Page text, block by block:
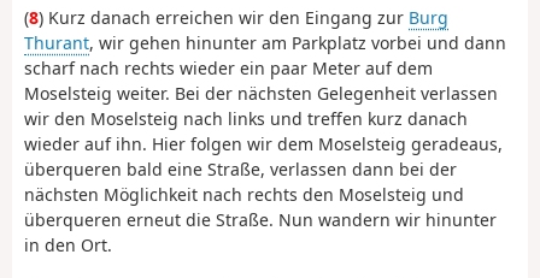
(8) Kurz danach erreichen wir den Eingang zur Burg
Thurant, wir gehen hinunter am Parkplatz vorbei und dann
scharf nach rechts wieder ein paar Meter auf dem
Moselsteig weiter. Bei der nächsten Gelegenheit verlassen
wir den Moselsteig nach links und treffen kurz danach
wieder auf ihn. Hier folgen wir dem Moselsteig geradeaus,
überqueren bald eine Straße, verlassen dann bei der
nächsten Möglichkeit nach rechts den Moselsteig und
überqueren erneut die Straße. Nun wandern wir hinunter
in den Ort.